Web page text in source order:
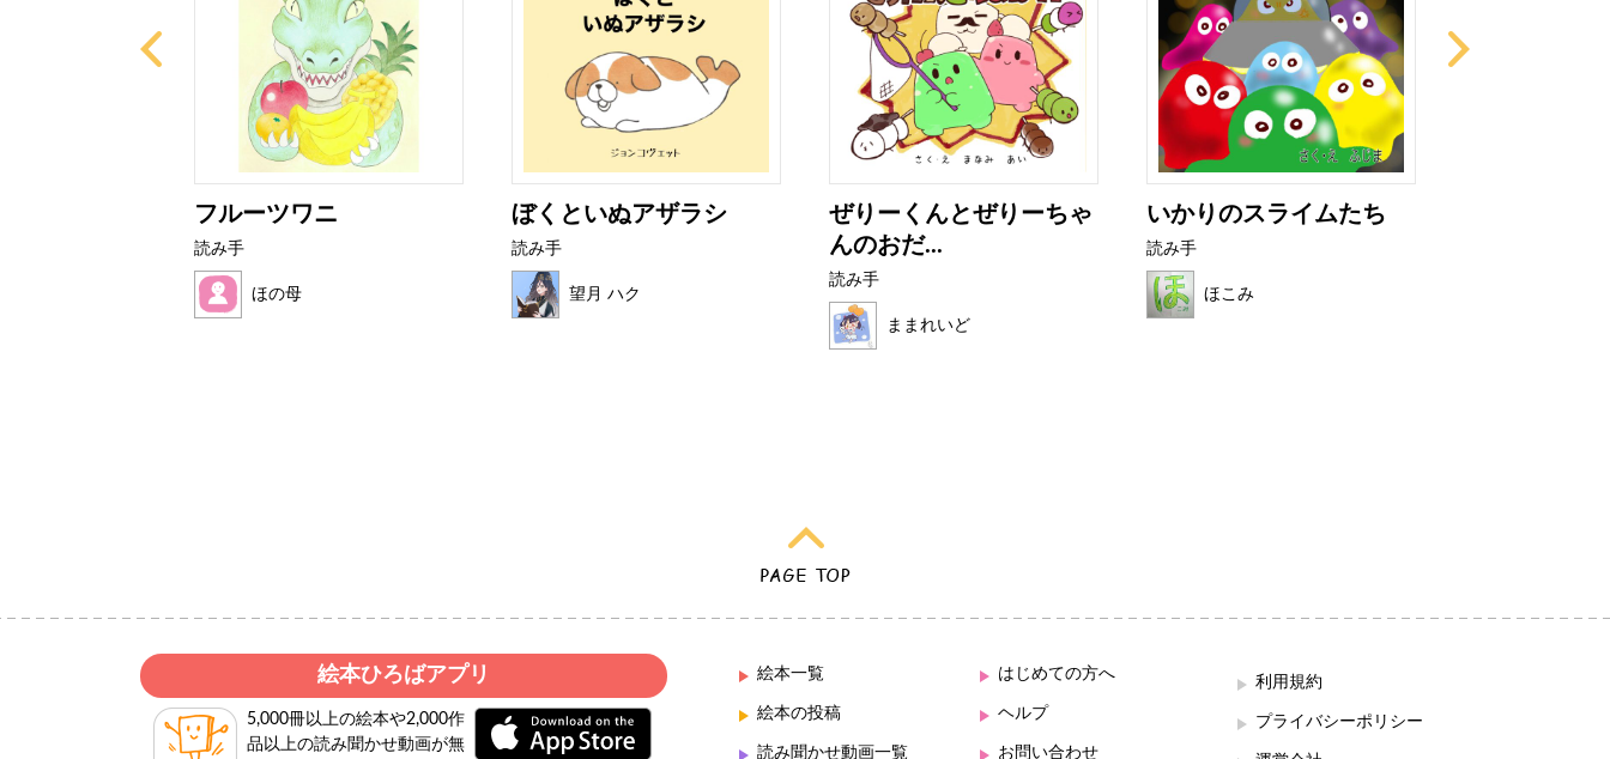
フルーツワニ
読み手
ほの母
ぼくといぬアザラシ
読み手
望月 ハク
ぜりーくんとぜりーちゃ
んのおだ...
読み手
ままれいど
いかりのスライムたち
読み手
ほこみ
絵本ひろばアプリ
5,000冊以上の絵本や2,000作
品以上の読み聞かせ動画が無
絵本一覧
絵本の投稿
読み聞かせ動画一覧
はじめての方へ
ヘルプ
お問い合わせ
利用規約
プライバシーポリシー